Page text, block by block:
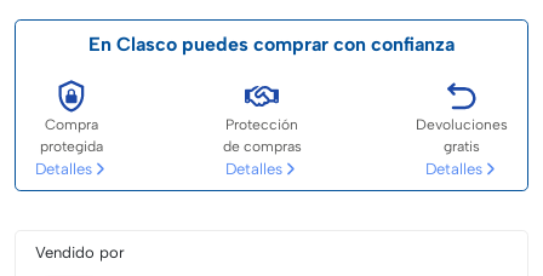
En Clasco puedes comprar con confianza
Compra
protegida
Detalles
Protección
de compras
Detalles
Devoluciones
gratis
Detalles
Vendido por